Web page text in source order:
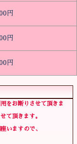
円
円
円
をお断りさせて頂きま
て頂きます。
いますので、